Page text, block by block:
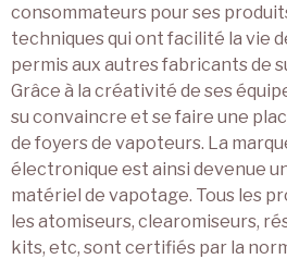
consommateurs pour ses
techniques qui ont facilité la vie
permis aux autres fabricants de
Grâce à la créativité de ses
su convaincre et se faire une
de foyers de vapoteurs. La
électronique est ainsi devenue
matériel de vapotage. Tous les
les atomiseurs, clearomiseurs,
kits, etc, sont certifiés par la